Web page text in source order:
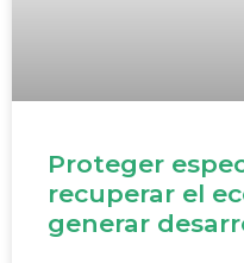
Proteger
recuperar el
generar